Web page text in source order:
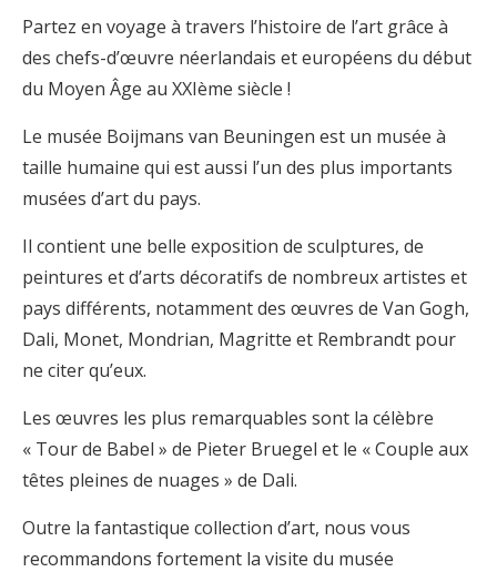
Partez en voyage à travers l’histoire de l’art grâce à
des chefs-d’œuvre néerlandais et européens du début
du Moyen Âge au XXIème siècle !
Le musée Boijmans van Beuningen est un musée à
taille humaine qui est aussi l’un des plus importants
musées d’art du pays.
Il contient une belle exposition de sculptures, de
peintures et d’arts décoratifs de nombreux artistes et
pays différents, notamment des œuvres de Van Gogh,
Dali, Monet, Mondrian, Magritte et Rembrandt pour
ne citer qu’eux.
Les œuvres les plus remarquables sont la célèbre
« Tour de Babel » de Pieter Bruegel et le « Couple aux
têtes pleines de nuages » de Dali.
Outre la fantastique collection d’art, nous vous
recommandons fortement la visite du musée